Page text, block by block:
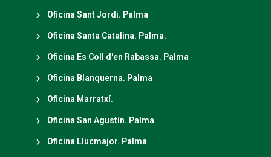
Oficina Sant Jordi. Palma
Oficina Santa Catalina. Palma.
Oficina Es Coll d'en Rabassa. Palma
Oficina Blanquerna. Palma
Oficina Marratxí.
Oficina San Agustín. Palma
Oficina Llucmajor. Palma